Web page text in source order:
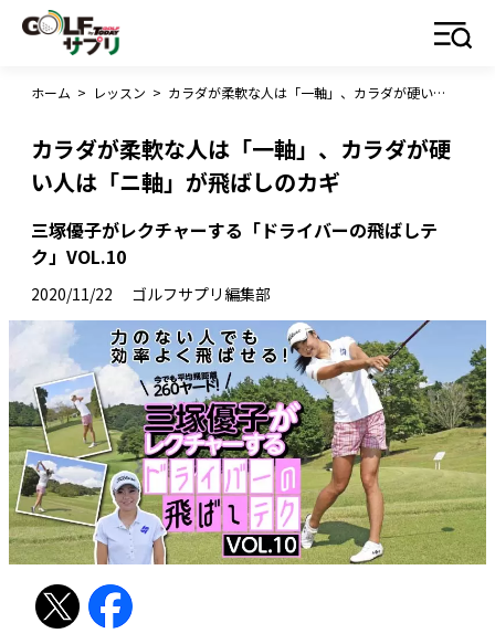
ホーム > レッスン > カラダが柔軟な人は「一軸」、カラダが硬い人は「ニ軸」が飛ばしのカギ
カラダが柔軟な人は「一軸」、カラダが硬
い人は「ニ軸」が飛ばしのカギ
三塚優子がレクチャーする「ドライバーの飛ばしテ
ク」VOL.10
2020/11/22 ゴルフサプリ編集部